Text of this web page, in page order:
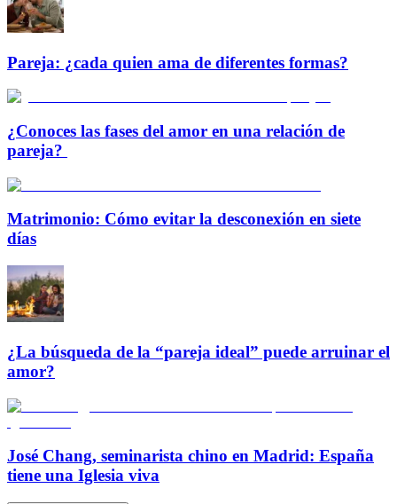
Pareja: ¿cada quien ama de diferentes formas?
¿Conoces las fases del amor en una relación de
pareja?
Matrimonio: Cómo evitar la desconexión en siete
días
¿La búsqueda de la “pareja ideal” puede arruinar el
amor?
José Chang, seminarista chino en Madrid: España
tiene una Iglesia viva